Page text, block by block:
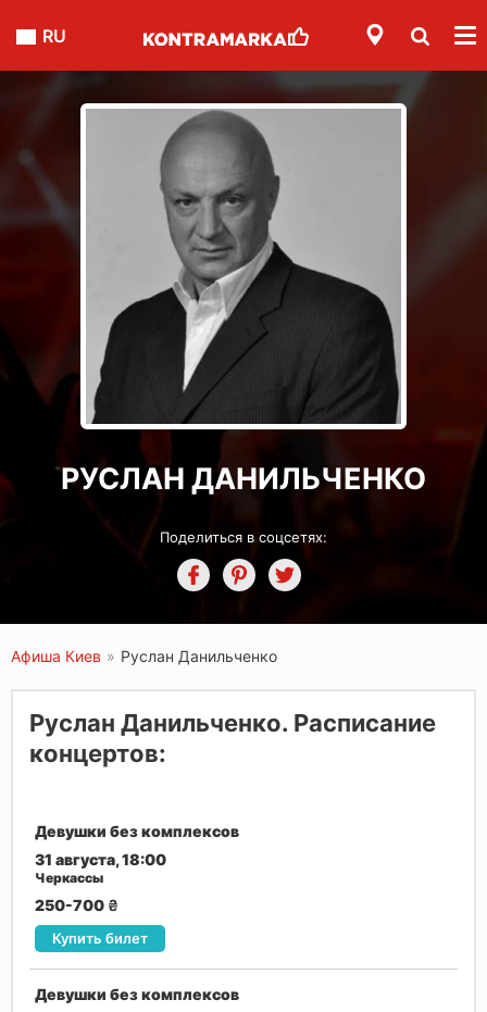
RU
РУСЛАН ДАНИЛЬЧЕНКО
Поделиться в соцсетях:
Афиша Киев » Руслан Данильченко
Руслан Данильченко. Расписание
концертов:
Девушки без комплексов
31 августа, 18:00
Черкассы
250-700 ₴
Купить билет
Девушки без комплексов